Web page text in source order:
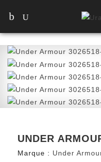
UNDER
Marque : Under